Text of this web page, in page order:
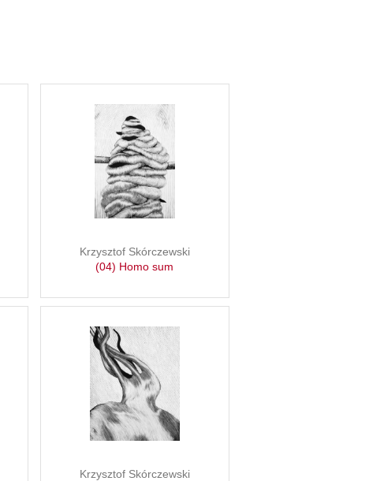
Krzysztof Skórczewski
(04) Homo sum
Krzysztof Skórczewski